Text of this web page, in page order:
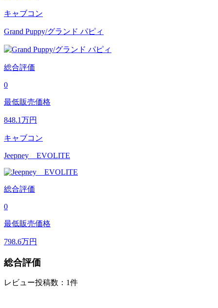
キャブコン
Grand Puppy/グランド パピィ
総合評価
0
最低販売価格
848.1万円
キャブコン
Jeepney EVOLITE
総合評価
0
最低販売価格
798.6万円
総合評価
レビュー投稿数：1件